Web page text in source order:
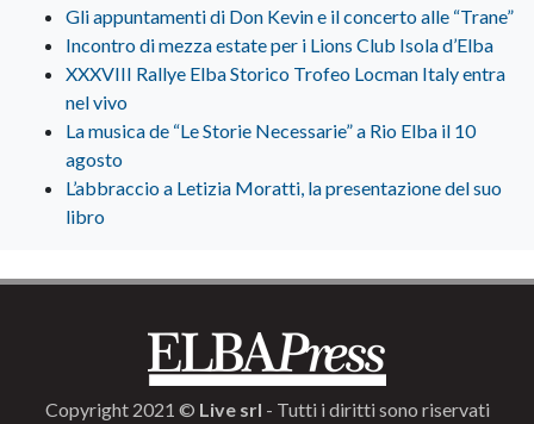
Gli appuntamenti di Don Kevin e il concerto alle “Trane”
Incontro di mezza estate per i Lions Club Isola d’Elba
XXXVIII Rallye Elba Storico Trofeo Locman Italy entra
nel vivo
La musica de “Le Storie Necessarie” a Rio Elba il 10
agosto
L’abbraccio a Letizia Moratti, la presentazione del suo
libro
Copyright 2021 © Live srl - Tutti i diritti sono riservati